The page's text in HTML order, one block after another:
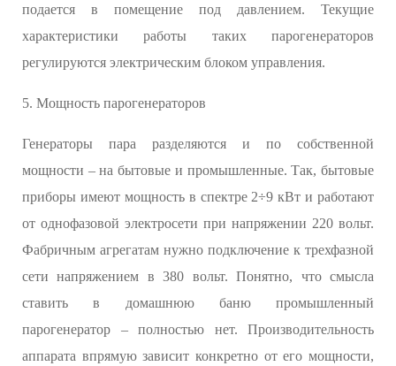
подается в помещение под давлением. Текущие
характеристики работы таких парогенераторов
регулируются электрическим блоком управления.
5. Мощность парогенераторов
Генераторы пара разделяются и по собственной
мощности – на бытовые и промышленные. Так, бытовые
приборы имеют мощность в спектре 2÷9 кВт и работают
от однофазовой электросети при напряжении 220 вольт.
Фабричным агрегатам нужно подключение к трехфазной
сети напряжением в 380 вольт. Понятно, что смысла
ставить в домашнюю баню промышленный
парогенератор – полностью нет. Производительность
аппарата впрямую зависит конкретно от его мощности,